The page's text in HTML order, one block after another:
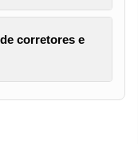
corretores e